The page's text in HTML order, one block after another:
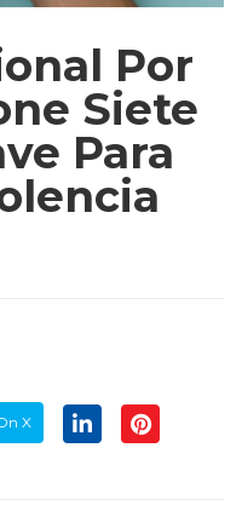
Por
Siete
Para
X